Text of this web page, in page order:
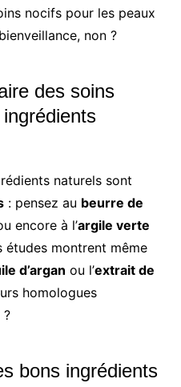
nocifs pour les peaux
non ?
des soins
naturels sont
: pensez au beurre de
encore à l’argile verte
études montrent même
d’argan ou l’extrait de
homologues
?
bons ingrédients